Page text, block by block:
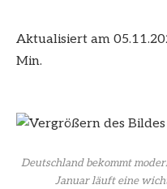
Aktualisiert am
Min.
Deutschland bekommt
Januar läuft eine